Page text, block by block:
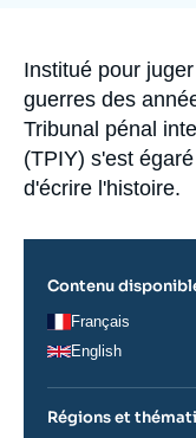
Accroche
Institué pour
guerres des
Tribunal pénal
(TPIY) s'est
d'écrire l'histoire.
Contenu
Français
English
Régions et